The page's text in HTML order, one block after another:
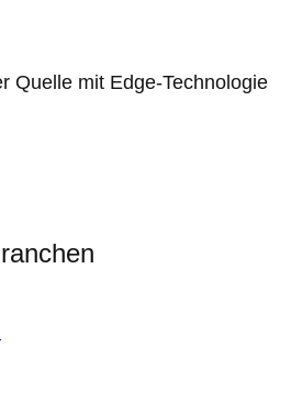
Quelle mit Edge-Technologie